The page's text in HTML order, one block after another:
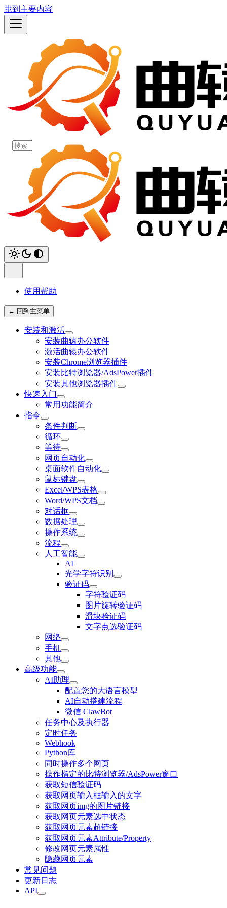
跳到主要内容
使用帮助
← 回到主菜单
安装和激活
安装曲辕办公软件
激活曲辕办公软件
安装Chrome浏览器插件
安装比特浏览器/AdsPower插件
安装其他浏览器插件
快速入门
常用功能简介
指令
条件判断
循环
等待
网页自动化
桌面软件自动化
鼠标键盘
Excel/WPS表格
Word/WPS文档
对话框
数据处理
操作系统
流程
人工智能
AI
光学字符识别
验证码
字符验证码
图片旋转验证码
滑块验证码
文字点选验证码
网络
手机
其他
高级功能
AI助理
配置您的大语言模型
AI自动搭建流程
微信 ClawBot
任务中心及执行器
定时任务
Webhook
Python库
同时操作多个网页
操作指定的比特浏览器/AdsPower窗口
获取短信验证码
获取网页输入框输入的文字
获取网页img的图片链接
获取网页元素选中状态
获取网页元素超链接
获取网页元素Attribute/Property
修改网页元素属性
隐藏网页元素
常见问题
更新日志
API